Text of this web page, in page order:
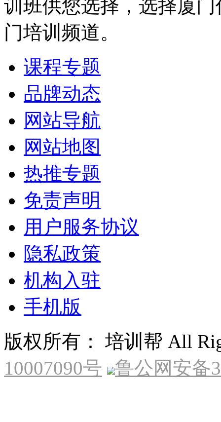
训班供您选择，选择厦
门培训频道。
课程专题
品牌动态
网站导航
网站地图
热推专题
免责声明
用户服务协议
隐私政策
机构入驻
手机版
版权所有： 培训帮 All
10007090号
鲁公网安备